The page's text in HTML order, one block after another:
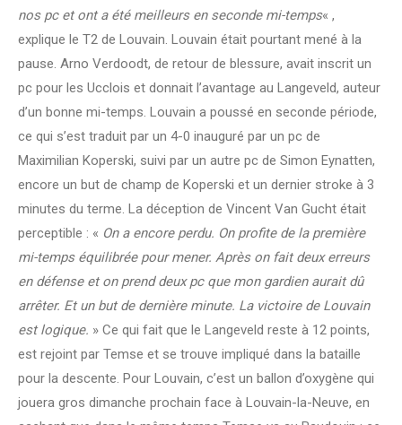
nos pc et ont a été meilleurs en seconde mi-temps« ,
explique le T2 de Louvain. Louvain était pourtant mené à la
pause. Arno Verdoodt, de retour de blessure, avait inscrit un
pc pour les Ucclois et donnait l’avantage au Langeveld, auteur
d’un bonne mi-temps. Louvain a poussé en seconde période,
ce qui s’est traduit par un 4-0 inauguré par un pc de
Maximilian Koperski, suivi par un autre pc de Simon Eynatten,
encore un but de champ de Koperski et un dernier stroke à 3
minutes du terme. La déception de Vincent Van Gucht était
perceptible : « On a encore perdu. On profite de la première
mi-temps équilibrée pour mener. Après on fait deux erreurs
en défense et on prend deux pc que mon gardien aurait dû
arrêter. Et un but de dernière minute. La victoire de Louvain
est logique. » Ce qui fait que le Langeveld reste à 12 points,
est rejoint par Temse et se trouve impliqué dans la bataille
pour la descente. Pour Louvain, c’est un ballon d’oxygène qui
jouera gros dimanche prochain face à Louvain-la-Neuve, en